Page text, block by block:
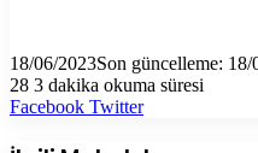
18/06/2023Son güncelleme: 18/
28 3 dakika okuma süresi
Facebook TwitterLinkedIn
Tumblr
Pinterest
Reddit
VKontakte
E-
ile
Yazdır